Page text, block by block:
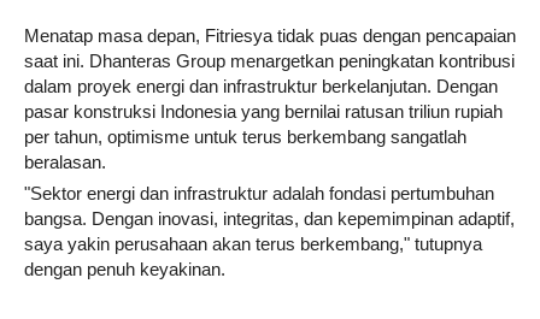
Menatap masa depan, Fitriesya tidak puas dengan pencapaian
saat ini. Dhanteras Group menargetkan peningkatan kontribusi
dalam proyek energi dan infrastruktur berkelanjutan. Dengan
pasar konstruksi Indonesia yang bernilai ratusan triliun rupiah
per tahun, optimisme untuk terus berkembang sangatlah
beralasan.
"Sektor energi dan infrastruktur adalah fondasi pertumbuhan
bangsa. Dengan inovasi, integritas, dan kepemimpinan adaptif,
saya yakin perusahaan akan terus berkembang," tutupnya
dengan penuh keyakinan.